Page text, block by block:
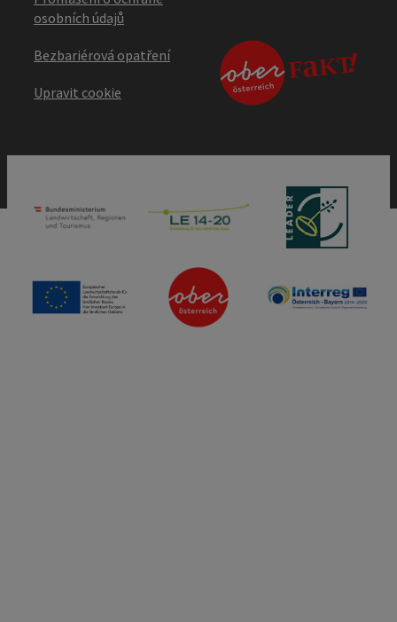
osobních údajů
Bezbariérová opatření
Upravit cookie